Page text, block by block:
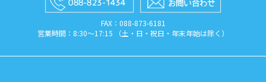
FAX：088​-873​-6181
営業時間：8:30〜17:15 （土・日・祝日・年末年始は除く）